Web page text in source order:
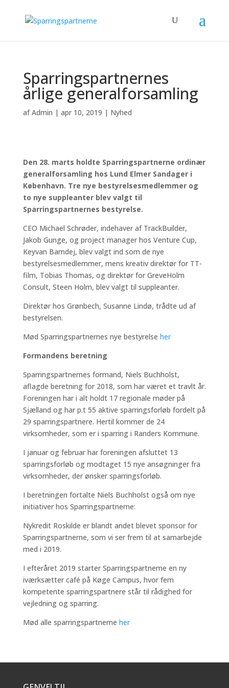
Sparringspartnernes
årlige generalforsamling
afAdmin | apr 10, 2019 | Nyhed
Den 28. marts holdte Sparringspartnerne ordinær
generalforsamling hos Lund Elmer Sandager i
København. Tre nye bestyrelsesmedlemmer og
to nye suppleanter blev valgt til
Sparringspartnernes bestyrelse.
CEO Michael Schrøder, indehaver af TrackBuilder,
Jakob Gunge, og project manager hos Venture Cup,
Keyvan Bamdej, blev valgt ind som de nye
bestyrelsesmedlemmer, mens kreativ direktør for TT-
film, Tobias Thomas, og direktør for GreveHolm
Consult, Steen Holm, blev valgt til suppleanter.
Direktør hos Grønbech, Susanne Lindø, trådte ud af
bestyrelsen.
Mød Sparringspartnernes nye bestyrelse her
Formandens beretning
Sparringspartnernes formand, Niels Buchholst,
aflagde beretning for 2018, som har været et travlt år.
Foreningen har i alt holdt 17 regionale møder på
Sjælland og har p.t 55 aktive sparringsforløb fordelt på
29 sparringspartnere. Hertil kommer de 24
virksomheder, som er i sparring i Randers Kommune.
I januar og februar har foreningen afsluttet 13
sparringsforløb og modtaget 15 nye ansøgninger fra
virksomheder, der ønsker sparringsforløb.
I beretningen fortalte Niels Buchholst også om nye
initiativer hos Sparringspartnerne:
Nykredit Roskilde er blandt andet blevet sponsor for
Sparringspartnerne, som vi ser frem til at samarbejde
med i 2019.
I efteråret 2019 starter Sparringspartnerne en ny
iværksætter café på Køge Campus, hvor fem
kompetente sparringspartnere står til rådighed for
vejledning og sparring.
Mød alle sparringspartnerne her